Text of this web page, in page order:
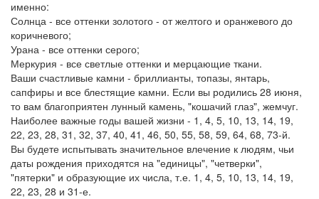
именно:
Солнца - все оттенки золотого - от желтого и оранжевого до
коричневого;
Урана - все оттенки серого;
Меркурия - все светлые оттенки и мерцающие ткани.
Ваши счастливые камни - бриллианты, топазы, янтарь,
сапфиры и все блестящие камни. Если вы родились 28 июня,
то вам благоприятен лунный камень, "кошачий глаз", жемчуг.
Наиболее важные годы вашей жизни - 1, 4, 5, 10, 13, 14, 19,
22, 23, 28, 31, 32, 37, 40, 41, 46, 50, 55, 58, 59, 64, 68, 73-й.
Вы будете испытывать значительное влечение к людям, чьи
даты рождения приходятся на "единицы", "четверки",
"пятерки" и образующие их числа, т.е. 1, 4, 5, 10, 13, 14, 19,
22, 23, 28 и 31-е.